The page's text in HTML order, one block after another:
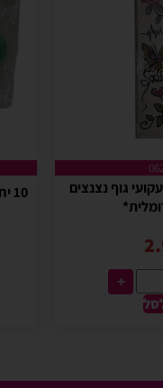
גוף נצנצים
+
10 יח' הפתעה ליום הולדת אקדח כדורים